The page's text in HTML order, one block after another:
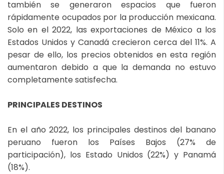
también se generaron espacios que fueron
rápidamente ocupados por la producción mexicana.
Solo en el 2022, las exportaciones de México a los
Estados Unidos y Canadá crecieron cerca del 11%. A
pesar de ello, los precios obtenidos en esta región
aumentaron debido a que la demanda no estuvo
completamente satisfecha.
PRINCIPALES DESTINOS
En el año 2022, los principales destinos del banano
peruano fueron los Países Bajos (27% de
participación), los Estado Unidos (22%) y Panamá
(18%).